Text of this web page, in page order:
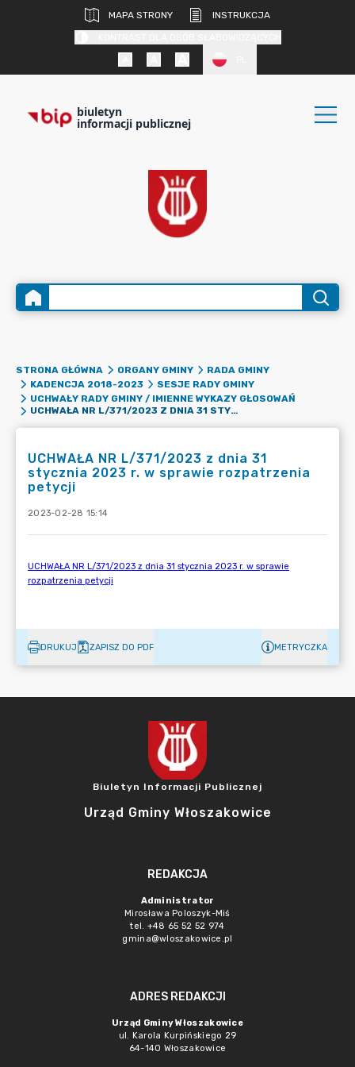
MAPA STRONY
INSTRUKCJA
biuletyn
informacji publicznej
STRONA GŁÓWNA ORGANY GMINY
RADA GMINY
KADENCJA 2018-2023
SESJE RADY GMINY
UCHWAŁY RADY GMINY / IMIENNE WYKAZY GŁOSOWAŃ
UCHWAŁA NR L/371/2023 Z DNIA 31 STYCZNIA 2023 R. W SPRAWIE ROZPATRZENIA PETYCJI
UCHWAŁA NR L/371/2023 z dnia 31
stycznia 2023 r. w sprawie rozpatrzenia
petycji
2023-02-28 15:14
DRUKUJ ZAPISZ DO PDF METRYCZKA
Biuletyn Informacji Publicznej
Urząd Gminy Włoszakowice
REDAKCJA
Administrator
Mirosława Poloszyk-Miś
tel. +48 65 52 52 974
gmina@wloszakowice.pl
ADRES REDAKCJI
Urząd Gminy Włoszakowice
ul. Karola Kurpińskiego 29
64-140 Włoszakowice